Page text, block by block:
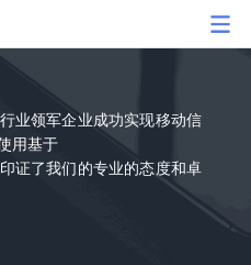
业领军企业成功实现移动信
用基于
证了我们的专业的态度和卓